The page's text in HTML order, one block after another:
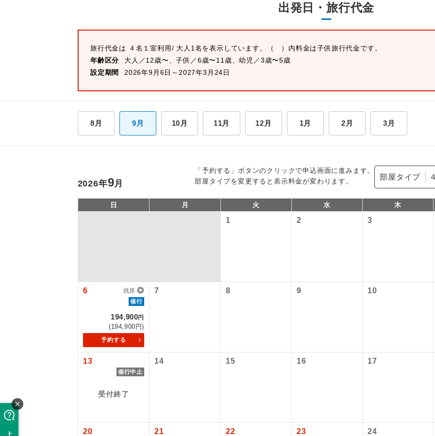
出発日・旅行代金
旅行代金は ４名１室利用/ 大人1名を表示しています。
（ ）内料金は子供旅行代金です。
年齢区分
大人／12歳〜、子供／6歳〜11歳、幼児／3歳〜5歳
設定期間
2026年9月6日～2027年3月24日
8月 9月 10月 11月 12月 1月 2月 3月
「予約する」ボタンのクリックで申込画面に進みます。
部屋タイプを変更すると表示料金が変わります。
部屋タイプ
2026年9月
日 月 火 水 木
1 2 3
6 残席 ◎
催行
194,900円
(194,900円)
予約する
7 8 9 10
13
催行中止
受付終了
14 15 16 17
20 21 22 23 24
【国内旅客施設使用料について】
アイコン 説明
現地添乗員同行
同行します。